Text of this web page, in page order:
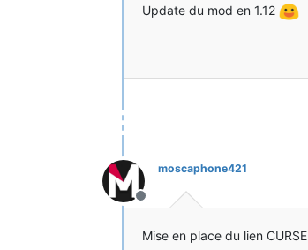
Update du mod en 1.12
Hors-ligne
moscaphone421
Mise en place du lien CURSE